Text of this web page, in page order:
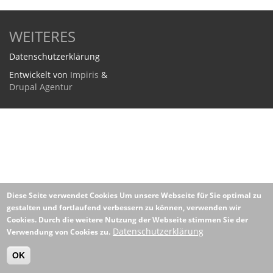
WEITERES
Datenschutzerklärung
Entwickelt von Impiris &
Drupal Agentur
Diese Seite verwendet Cookies Um unsere Webseite für Sie optimal zu
gestalten und fortlaufend verbessern zu können, verwenden wir
Cookies. Durch die weitere Nutzung der Webseite stimmen Sie der
Verwendung von Cookies zu. Datenschutzerklärung
OK